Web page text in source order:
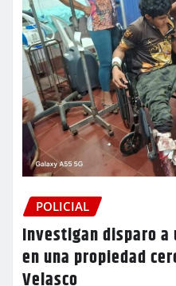
POLICIAL
Investigan disparo a
en una propiedad
Velasco